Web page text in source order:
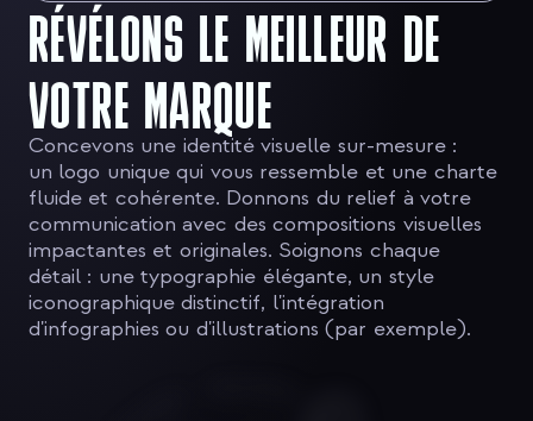
RÉVÉLONS LE MEILLEUR DE
VOTRE MARQUE
Concevons une identité visuelle sur-mesure :
un logo unique qui vous ressemble et une charte
fluide et cohérente. Donnons du relief à votre
communication avec des compositions visuelles
impactantes et originales. Soignons chaque
détail : une typographie élégante, un style
iconographique distinctif, l'intégration
d'infographies ou d'illustrations (par exemple).